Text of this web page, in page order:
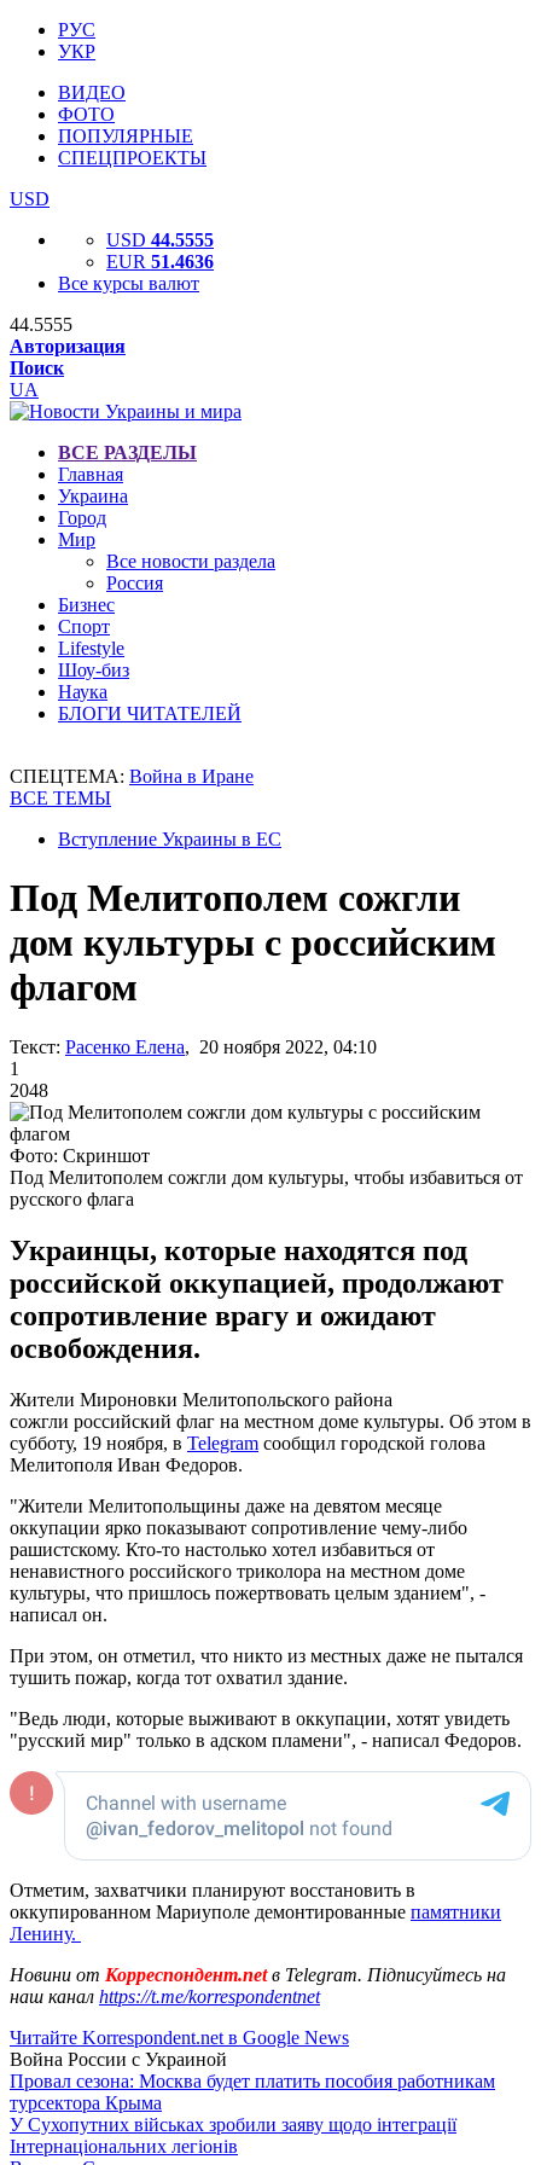
РУС
УКР
ВИДЕО
ФОТО
ПОПУЛЯРНЫЕ
СПЕЦПРОЕКТЫ
USD
USD 44.5555
EUR 51.4636
Все курсы валют
44.5555
Авторизация
Поиск
UA
ВСЕ РАЗДЕЛЫ
Главная
Украина
Город
Мир
Все новости раздела
Россия
Бизнес
Спорт
Lifestyle
Шоу-биз
Наука
БЛОГИ ЧИТАТЕЛЕЙ
СПЕЦТЕМА: Война в Иране
ВСЕ ТЕМЫ
Вступление Украины в ЕС
Под Мелитополем сожгли
дом культуры с российским
флагом
Текст: Расенко Елена, 20 ноября 2022, 04:10
1
2048
Фото: Скриншот
Под Мелитополем сожгли дом культуры, чтобы избавиться от
русского флага
Украинцы, которые находятся под
российской оккупацией, продолжают
сопротивление врагу и ожидают
освобождения.
Жители Мироновки Мелитопольского района
сожгли российский флаг на местном доме культуры. Об этом в
субботу, 19 ноября, в Telegram сообщил городской голова
Мелитополя Иван Федоров.
"Жители Мелитопольщины даже на девятом месяце
оккупации ярко показывают сопротивление чему-либо
рашистскому. Кто-то настолько хотел избавиться от
ненавистного российского триколора на местном доме
культуры, что пришлось пожертвовать целым зданием", -
написал он.
При этом, он отметил, что никто из местных даже не пытался
тушить пожар, когда тот охватил здание.
"Ведь люди, которые выживают в оккупации, хотят увидеть
"русский мир" только в адском пламени", - написал Федоров.
Отметим, захватчики планируют восстановить в
оккупированном Мариуполе демонтированные памятники
Ленину.
Новини от Корреспондент.netв Telegram. Підписуйтесь на
наш канал https://t.me/korrespondentnet
Читайте Korrespondent.net в Google News
Война России с Украиной
Провал сезона: Москва будет платить пособия работникам
турсектора Крыма
У Сухопутних військах зробили заяву щодо інтеграції
Інтернаціональних легіонів